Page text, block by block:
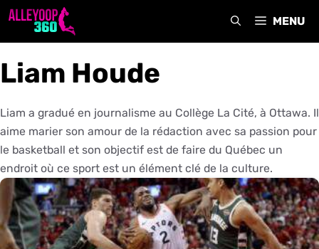
Aller
MENU
Liam Houde
Liam a gradué en journalisme au Collège La Cité, à Ottawa. Il
aime marier son amour de la rédaction avec sa passion pour
le basketball et son objectif est de faire du Québec un
endroit où ce sport est un élément clé de la culture.